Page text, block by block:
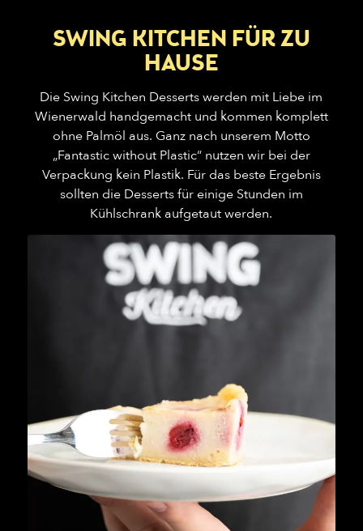
SWING KITCHEN FÜR ZU
HAUSE
Die Swing Kitchen Desserts werden mit Liebe im
Wienerwald handgemacht und kommen komplett
ohne Palmöl aus. Ganz nach unserem Motto
„Fantastic without Plastic“ nutzen wir bei der
Verpackung kein Plastik. Für das beste Ergebnis
sollten die Desserts für einige Stunden im
Kühlschrank aufgetaut werden.